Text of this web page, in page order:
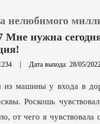
нелюбимого
Мне нужна
| Дата выхода: 28/05/2022
го я чувствовала